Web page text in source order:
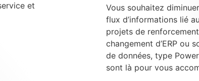
et
Vous souhaitez
flux d’informations lié
projets de
changement d’ERP ou
de données, type
sont là pour vous